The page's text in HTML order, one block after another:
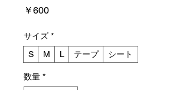
￥600価
サイズ *
S
M L テープ シート
数量 *